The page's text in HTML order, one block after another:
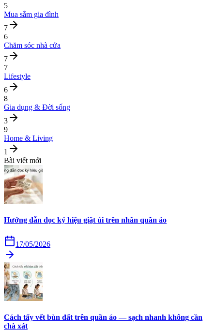
5
Mua sắm gia đình
7
6
Chăm sóc nhà cửa
7
7
Lifestyle
6
8
Gia dụng & Đời sống
3
9
Home & Living
1
Bài viết mới
Hướng dẫn đọc ký hiệu giặt ủi trên nhãn quần áo
17/05/2026
Cách tẩy vết bùn đất trên quần áo — sạch nhanh không cần
chà xát